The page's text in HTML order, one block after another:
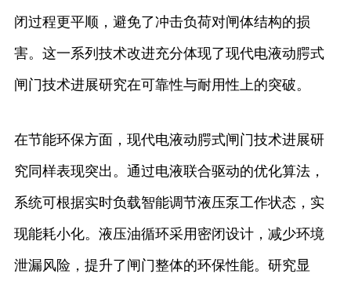
闭过程更平顺，避免了冲击负荷对闸体结构的损
害。这一系列技术改进充分体现了现代电液动腭式
闸门技术进展研究在可靠性与耐用性上的突破。
在节能环保方面，现代电液动腭式闸门技术进展研
究同样表现突出。通过电液联合驱动的优化算法，
系统可根据实时负载智能调节液压泵工作状态，实
现能耗小化。液压油循环采用密闭设计，减少环境
泄漏风险，提升了闸门整体的环保性能。研究显